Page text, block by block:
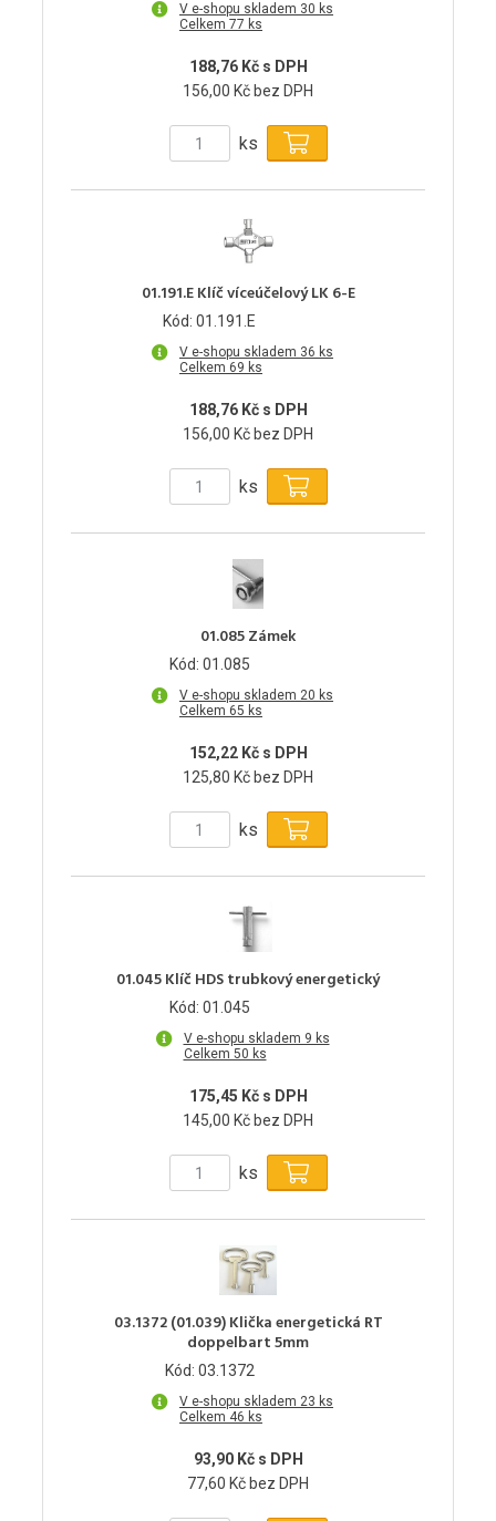
V e-shopu skladem 30 ks
Celkem 77 ks
188,76 Kč s DPH
156,00 Kč bez DPH
ks
01.191.E Klíč víceúčelový LK 6-E
Kód: 01.191.E
V e-shopu skladem 36 ks
Celkem 69 ks
188,76 Kč s DPH
156,00 Kč bez DPH
ks
01.085 Zámek
Kód: 01.085
V e-shopu skladem 20 ks
Celkem 65 ks
152,22 Kč s DPH
125,80 Kč bez DPH
ks
01.045 Klíč HDS trubkový energetický
Kód: 01.045
V e-shopu skladem 9 ks
Celkem 50 ks
175,45 Kč s DPH
145,00 Kč bez DPH
ks
03.1372 (01.039) Klička energetická RT
doppelbart 5mm
Kód: 03.1372
V e-shopu skladem 23 ks
Celkem 46 ks
93,90 Kč s DPH
77,60 Kč bez DPH